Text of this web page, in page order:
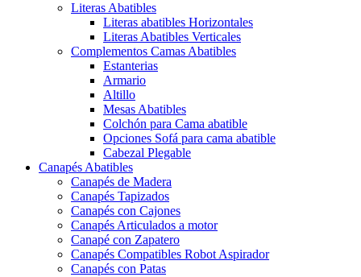
Literas Abatibles
Literas abatibles Horizontales
Literas Abatibles Verticales
Complementos Camas Abatibles
Estanterias
Armario
Altillo
Mesas Abatibles
Colchón para Cama abatible
Opciones Sofá para cama abatible
Cabezal Plegable
Canapés Abatibles
Canapés de Madera
Canapés Tapizados
Canapés con Cajones
Canapés Articulados a motor
Canapé con Zapatero
Canapés Compatibles Robot Aspirador
Canapés con Patas